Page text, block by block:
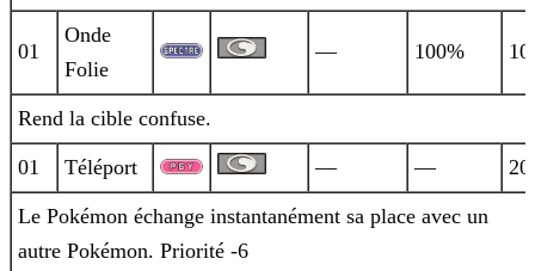
01
Onde
Folie
— 100% 10
Rend la cible confuse.
01 Téléport — — 20
Le Pokémon échange instantanément sa place avec un
autre Pokémon. Priorité -6